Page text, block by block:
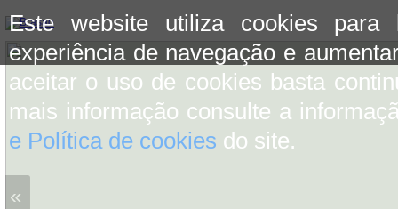
Este website utiliza cookies para
experiência de navegação e
aceitar o uso de cookies basta
mais informação consulte a
e Política de cookies do site.
«